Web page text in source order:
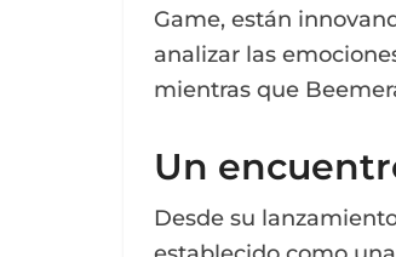
Game, están
analizar las
mientras que
Un
Desde su